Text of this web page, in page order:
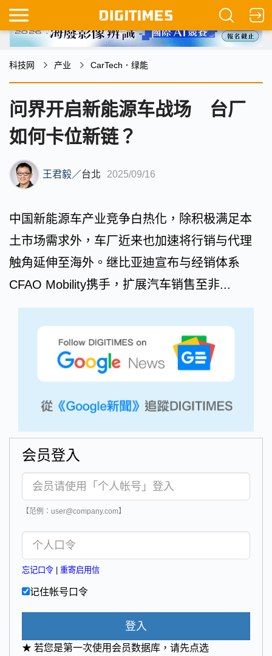
科技网 产业 CarTech．绿能
问界开启新能源车战场 台厂
如何卡位新链？
王君毅／台北 2025/09/16
中国新能源车产业竞争白热化，除积极满足本
土市场需求外，车厂近来也加速将行销与代理
触角延伸至海外。继比亚迪宣布与经销体系
CFAO Mobility携手，扩展汽车销售至非...
会员登入
【范例：user@company.com】
忘记口令 重寄启用信
记住帐号口令
登入
★ 若您是第一次使用会员数据库，请先点选